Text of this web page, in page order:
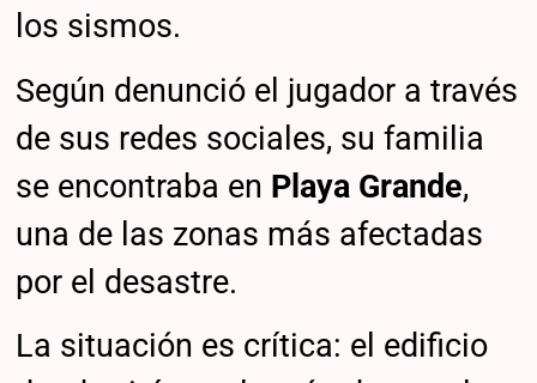
los sismos.
Según denunció el jugador a través
de sus redes sociales, su familia
se encontraba en Playa Grande,
una de las zonas más afectadas
por el desastre.
La situación es crítica: el edificio